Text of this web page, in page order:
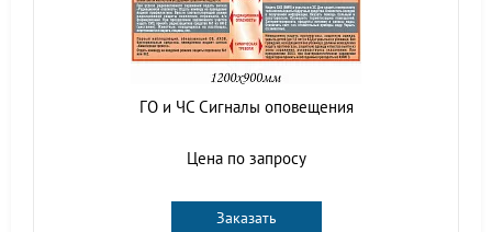
ГО и ЧС Сигналы оповещения
Цена по запросу
Заказать